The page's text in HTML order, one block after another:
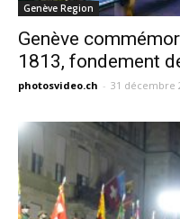
Genève Region
Genève
1813, fondement
photosvideo.ch - 31 décembre